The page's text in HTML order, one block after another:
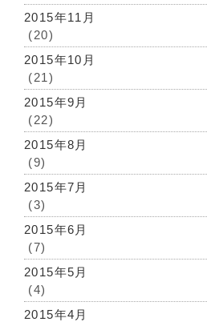
2015年11月
(20)
2015年10月
(21)
2015年9月
(22)
2015年8月
(9)
2015年7月
(3)
2015年6月
(7)
2015年5月
(4)
2015年4月